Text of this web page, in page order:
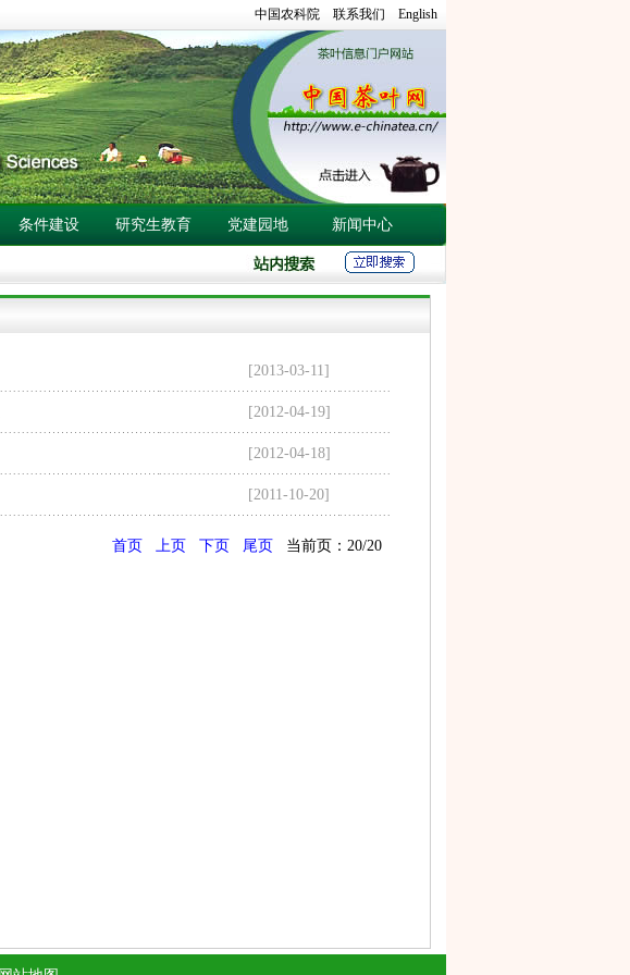
English
联系我们
中国农科院
条件建设 研究生教育 党建园地 新闻中心
[2013-03-11]
[2012-04-19]
[2012-04-18]
[2011-10-20]
首页 上页 下页 尾页 当前页：20/20